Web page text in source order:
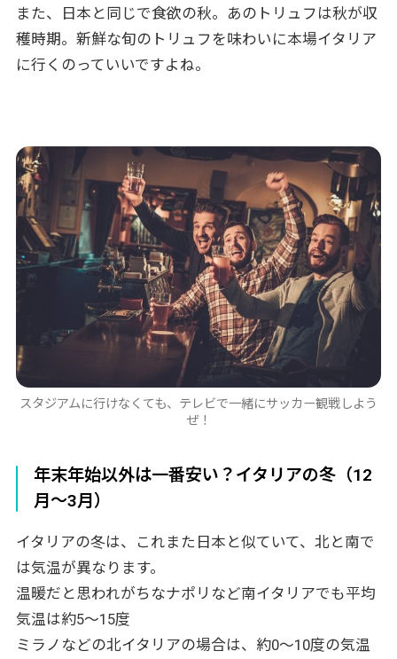
また、日本と同じで食欲の秋。あのトリュフは秋が収
穫時期。新鮮な旬のトリュフを味わいに本場イタリア
に行くのっていいですよね。
スタジアムに行けなくても、テレビで一緒にサッカー観戦しよう
ぜ！
年末年始以外は一番安い？イタリアの冬（12
月～3月）
イタリアの冬は、これまた日本と似ていて、北と南で
は気温が異なります。
温暖だと思われがちなナポリなど南イタリアでも平均
気温は約5～15度
ミラノなどの北イタリアの場合は、約0～10度の気温